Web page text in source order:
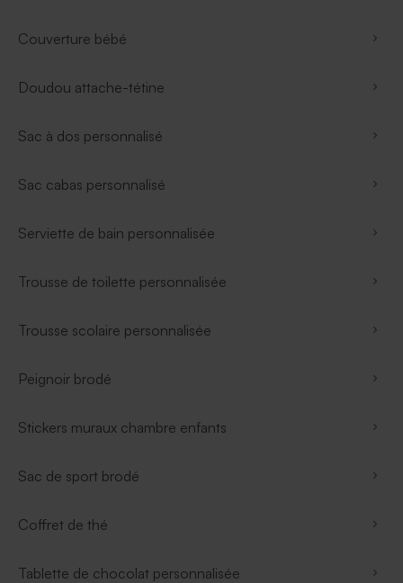
Couverture bébé
Doudou attache-tétine
Sac à dos personnalisé
Sac cabas personnalisé
Serviette de bain personnalisée
Trousse de toilette personnalisée
Trousse scolaire personnalisée
Peignoir brodé
Stickers muraux chambre enfants
Sac de sport brodé
Coffret de thé
Tablette de chocolat personnalisée